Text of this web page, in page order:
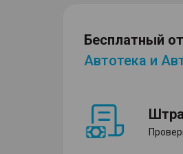
Бесплатный
Автотека и